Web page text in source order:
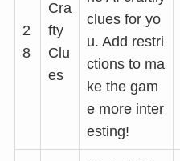
2
8
Cra
fty
Clu
es
clues for yo
u. Add restri
ctions to ma
ke the gam
e more inter
esting!